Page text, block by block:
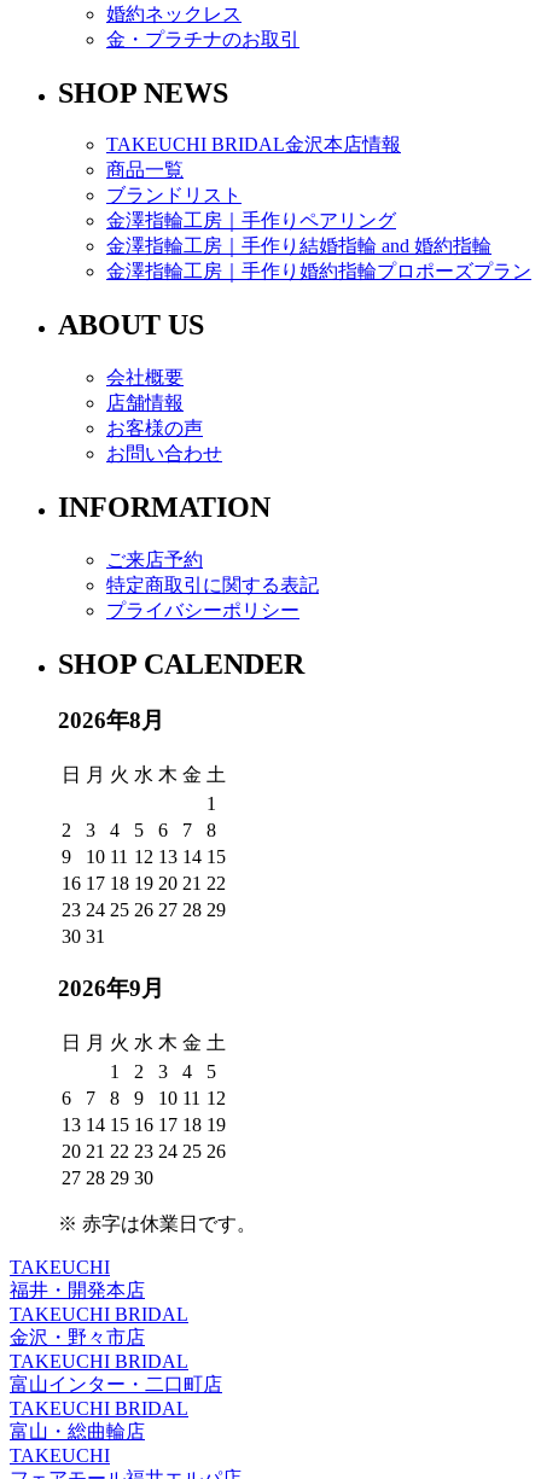
婚約ネックレス
金・プラチナのお取引
SHOP NEWS
TAKEUCHI BRIDAL金沢本店情報
商品一覧
ブランドリスト
金澤指輪工房｜手作りペアリング
金澤指輪工房｜手作り結婚指輪 and 婚約指輪
金澤指輪工房｜手作り婚約指輪プロポーズプラン
ABOUT US
会社概要
店舗情報
お客様の声
お問い合わせ
INFORMATION
ご来店予約
特定商取引に関する表記
プライバシーポリシー
SHOP CALENDER
2026年8月
日 月 火 水 木 金 土
1
2
3 4 5 6 7
8
9
10 11 12 13 14 15
16 17 18 19 20 21 22
23 24 25 26 27 28 29
30 31
2026年9月
日 月 火 水 木 金 土
1
2 3 4
5
6
7 8 9 10 11 12
13 14 15 16 17 18 19
20 21 22 23 24 25 26
27 28 29 30
※ 赤字は休業日 です。
TAKEUCHI
福井・開発本店
TAKEUCHI BRIDAL
金沢・野々市店
TAKEUCHI BRIDAL
富山インター・二口町店
TAKEUCHI BRIDAL
富山・総曲輪店
TAKEUCHI